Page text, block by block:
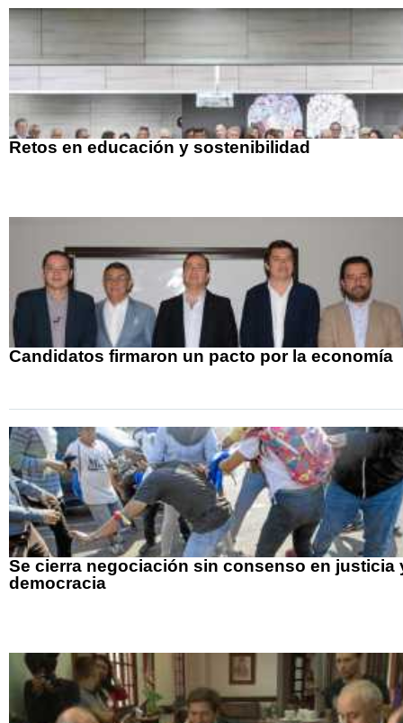
Retos en educación y sostenibilidad
Candidatos firmaron un pacto por la economía
Se cierra negociación sin consenso en justicia
democracia